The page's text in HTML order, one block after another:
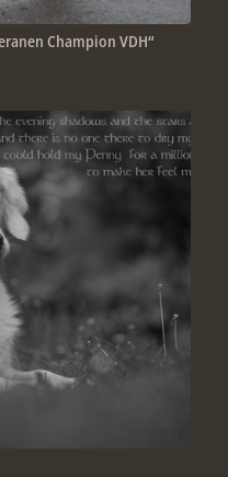
Champion VDH“